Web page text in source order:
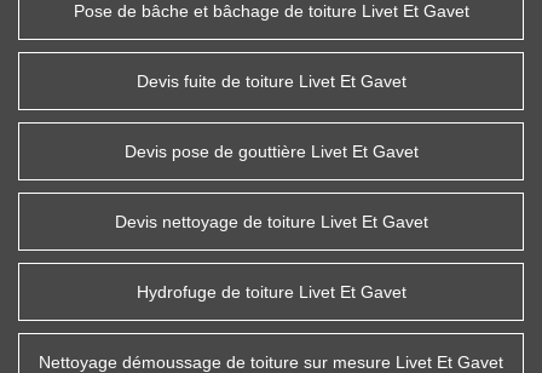
Pose de bâche et bâchage de toiture Livet Et Gavet
Devis fuite de toiture Livet Et Gavet
Devis pose de gouttière Livet Et Gavet
Devis nettoyage de toiture Livet Et Gavet
Hydrofuge de toiture Livet Et Gavet
Nettoyage démoussage de toiture sur mesure Livet Et Gavet